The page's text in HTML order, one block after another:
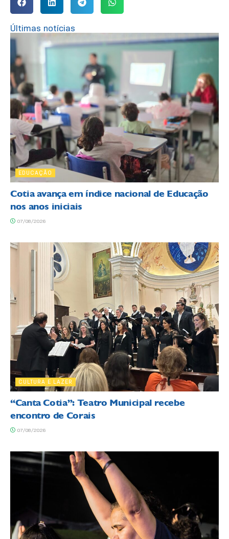
Últimas notícias
EDUCAÇÃO
Cotia avança em índice nacional de Educação
nos anos iniciais
07/08/2026
CULTURA E LAZER
“Canta Cotia”: Teatro Municipal recebe
encontro de Corais
07/08/2026